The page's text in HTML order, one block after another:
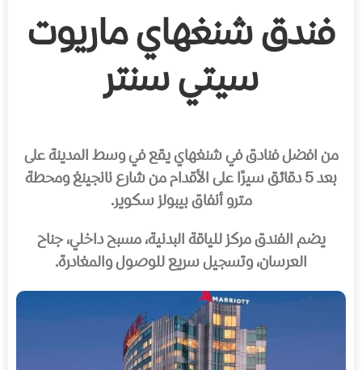
فندق شنغهاي ماريوت
سيتي سنتر
من افضل فنادق في شنغهاي يقع في وسط المدينة على
بعد 5 دقائق سيرًا على الأقدام من شارع نانجينغ ومحطة
مترو أنفاق بيبولز سكوير.
يضم الفندق مركز للياقة البدنية، مسبح داخلي، جناح
العرسان، وتسجيل سريع للوصول والمغادرة.